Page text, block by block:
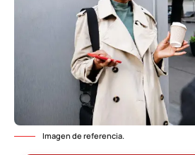
Imagen de referencia.